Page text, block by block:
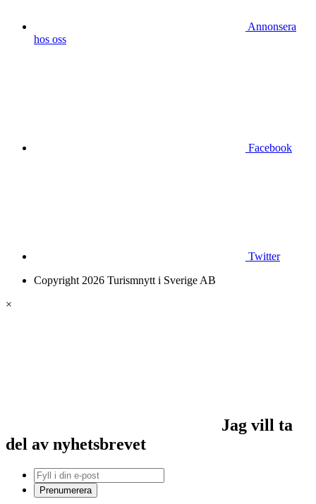
Annonsera
hos oss
Facebook
Twitter
Copyright 2026 Turismnytt i Sverige AB
×
Jag vill ta
del av nyhetsbrevet
Prenumerera